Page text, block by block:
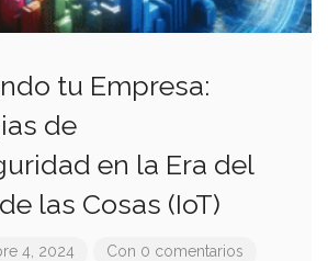
tu Empresa:
de
en la Era del
las Cosas (IoT)
4, 2024 Con 0 comentarios